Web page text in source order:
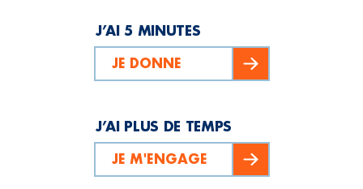
J’AI 5 MINUTES
JE DONNE
J’AI PLUS DE TEMPS
JE M'ENGAGE